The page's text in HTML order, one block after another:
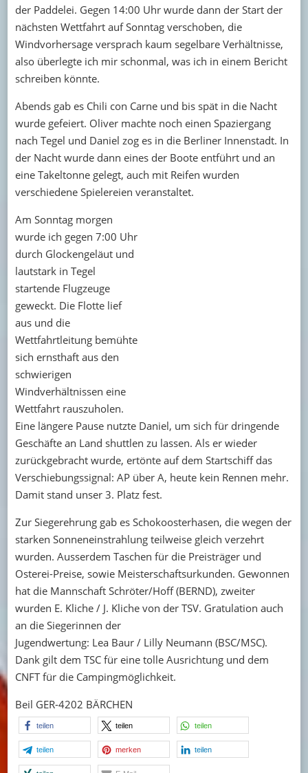
der Paddelei. Gegen 14:00 Uhr wurde dann der Start der
nächsten Wettfahrt auf Sonntag verschoben, die
Windvorhersage versprach kaum segelbare Verhältnisse,
also überlegte ich mir schonmal, was ich in einem Bericht
schreiben könnte.
Abends gab es Chili con Carne und bis spät in die Nacht
wurde gefeiert. Oliver machte noch einen Spaziergang
nach Tegel und Daniel zog es in die Berliner Innenstadt. In
der Nacht wurde dann eines der Boote entführt und an
eine Takeltonne gelegt, auch mit Reifen wurden
verschiedene Spielereien veranstaltet.
Am Sonntag morgen
wurde ich gegen 7:00 Uhr
durch Glockengeläut und
lautstark in Tegel
startende Flugzeuge
geweckt. Die Flotte lief
aus und die
Wettfahrtleitung bemühte
sich ernsthaft aus den
schwierigen
Windverhältnissen eine
Wettfahrt rauszuholen.
Eine längere Pause nutzte Daniel, um sich für dringende
Geschäfte an Land shuttlen zu lassen. Als er wieder
zurückgebracht wurde, ertönte auf dem Startschiff das
Verschiebungssignal: AP über A, heute kein Rennen mehr.
Damit stand unser 3. Platz fest.
Zur Siegerehrung gab es Schokoosterhasen, die wegen der
starken Sonneneinstrahlung teilweise gleich verzehrt
wurden. Ausserdem Taschen für die Preisträger und
Osterei-Preise, sowie Meisterschaftsurkunden. Gewonnen
hat die Mannschaft Schröter/Hoff (BERND), zweiter
wurden E. Kliche / J. Kliche von der TSV. Gratulation auch
an die Siegerinnen der
Jugendwertung: Lea Baur / Lilly Neumann (BSC/MSC).
Dank gilt dem TSC für eine tolle Ausrichtung und dem
CNFT für die Campingmöglichkeit.
Beil GER-4202 BÄRCHEN
teilen teilen teilen
teilen merken teilen